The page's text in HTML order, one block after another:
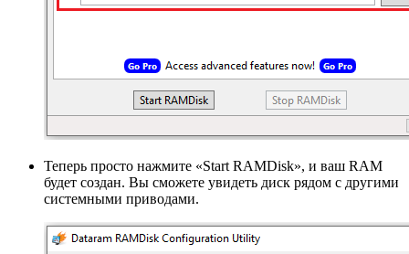
Теперь просто нажмите «Start RAMDisk», и ваш RAM
будет создан. Вы сможете увидеть диск рядом с другими
системными приводами.